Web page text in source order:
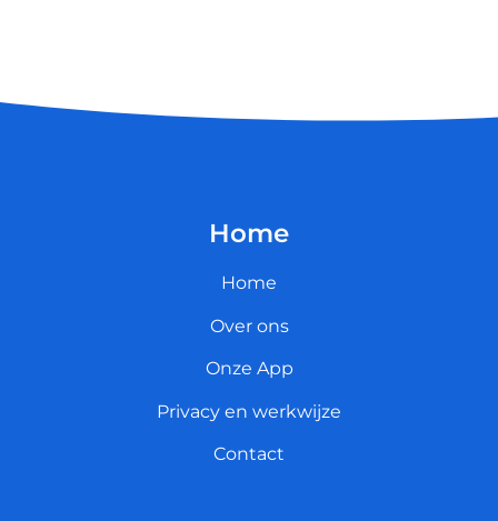
Home
Home
Over ons
Onze App
Privacy en werkwijze
Contact